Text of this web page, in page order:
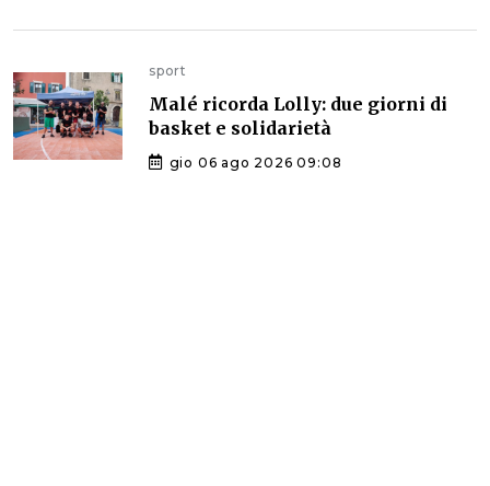
sport
Malé ricorda Lolly: due giorni di
basket e solidarietà
gio 06 ago 2026 09:08